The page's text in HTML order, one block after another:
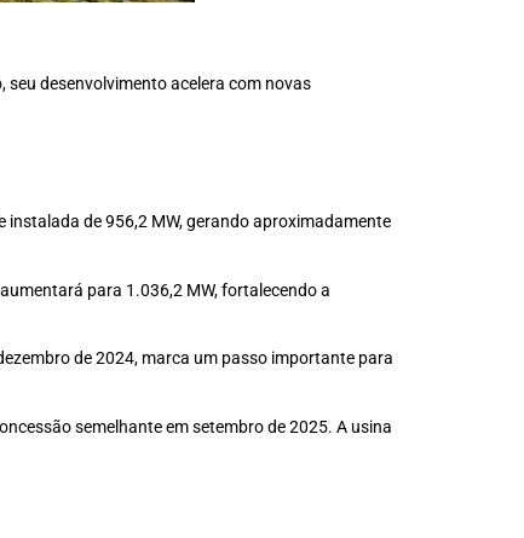
desenvolvimento acelera com novas
de 956,2 MW, gerando aproximadamente
para 1.036,2 MW, fortalecendo a
de 2024, marca um passo importante para
semelhante em setembro de 2025. A usina